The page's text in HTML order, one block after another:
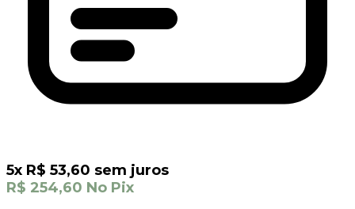
5x R$ 53,60 sem juros
R$ 254,60 No Pix